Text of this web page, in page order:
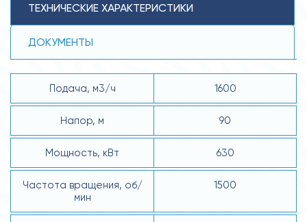
ТЕХНИЧЕСКИЕ ХАРАКТЕРИСТИКИ
ДОКУМЕНТЫ
Подача, м3/ч 1600
Напор, м 90
Мощность, кВт 630
Частота вращения, об/
мин
1500